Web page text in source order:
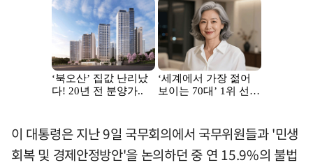
이 대통령은 지난 9일 국무회의에서 국무위원들과 '민생
회복 및 경제안정방안'을 논의하던 중 연 15.9%의 불법